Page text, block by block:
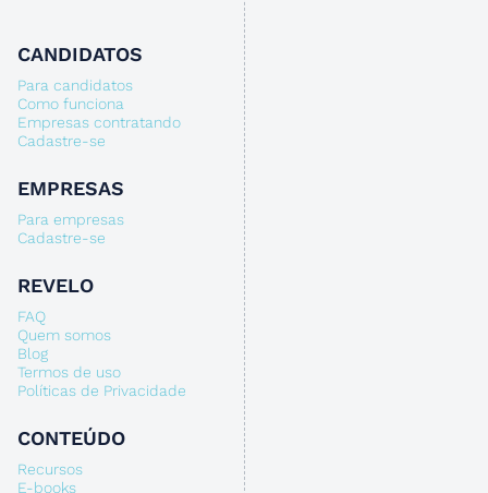
CANDIDATOS
Para candidatos
Como funciona
Empresas contratando
Cadastre-se
EMPRESAS
Para empresas
Cadastre-se
REVELO
FAQ
Quem somos
Blog
Termos de uso
Políticas de Privacidade
CONTEÚDO
Recursos
E-books